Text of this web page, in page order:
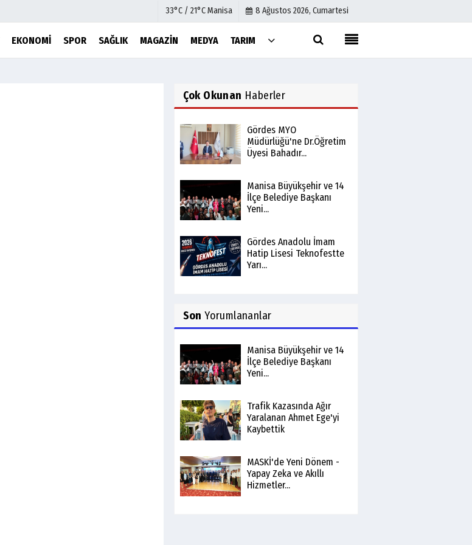
33°C / 21°C Manisa 8 Ağustos 2026, Cumartesi
EKONOMI SPOR SAĞLIK MAGAZIN MEDYA TARIM
İletişim
Çerez Politikası
Gizlilik İlkeleri
Çok Okunan Haberler
Gördes MYO
Müdürlüğü'ne Dr.Öğretim
Üyesi Bahadır...
Manisa Büyükşehir ve 14
İlçe Belediye Başkanı
Yeni...
Gördes Anadolu İmam
Hatip Lisesi Teknofestte
Yarı...
Son Yorumlananlar
Manisa Büyükşehir ve 14
İlçe Belediye Başkanı
Yeni...
Trafik Kazasında Ağır
Yaralanan Ahmet Ege'yi
Kaybettik
MASKİ'de Yeni Dönem -
Yapay Zeka ve Akıllı
Hizmetler...